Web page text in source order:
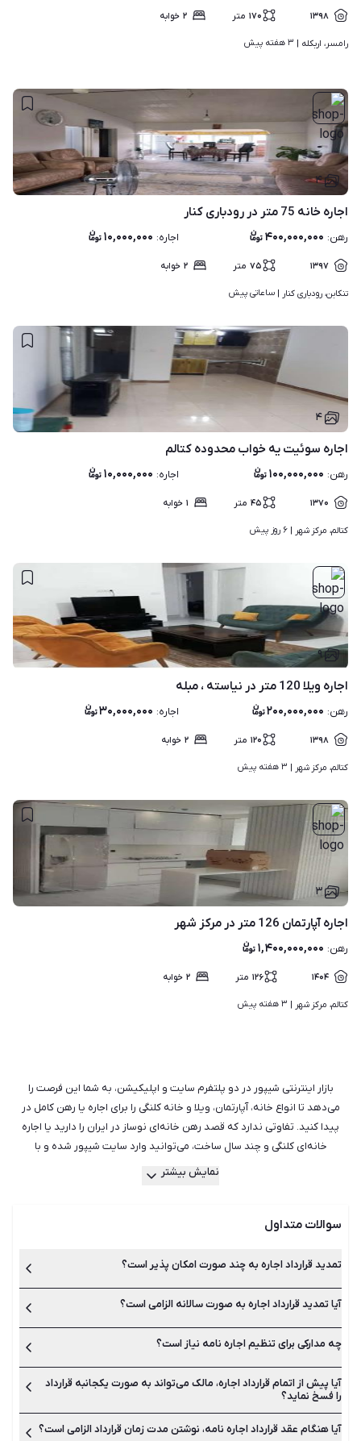
۱۳۹۸ ۱۷۰ متر ۲ خوابه
رامسر، اربکله | ۳ هفته پیش
۴
اجاره خانه 75 متر در رودباری کنار
رهن: ۴۰۰,۰۰۰,۰۰۰ اجاره: ۱۰,۰۰۰,۰۰۰
۱۳۹۷ ۷۵ متر ۲ خوابه
تنکابن، رودباری کنار | ساعاتی پیش
۴
اجاره سوئیت یه خواب محدوده کتالم
رهن: ۱۰۰,۰۰۰,۰۰۰ اجاره: ۱۰,۰۰۰,۰۰۰
۱۳۷۰ ۴۵ متر ۱ خوابه
کتالم، مرکز شهر | ۶ روز پیش
۹
اجاره ویلا 120 متر در نیاسته ، مبله
رهن: ۲۰۰,۰۰۰,۰۰۰ اجاره: ۳۰,۰۰۰,۰۰۰
۱۳۹۸ ۱۲۰ متر ۲ خوابه
کتالم، مرکز شهر | ۳ هفته پیش
۳
اجاره آپارتمان 126 متر در مرکز شهر
رهن: ۱,۴۰۰,۰۰۰,۰۰۰
۱۴۰۴ ۱۲۶ متر ۲ خوابه
کتالم، مرکز شهر | ۳ هفته پیش
بازار اینترنتی شیپور در دو پلتفرم سایت و اپلیکیشن، به شما این فرصت را
می‌دهد تا انواع خانه، آپارتمان، ویلا و خانه کلنگی را برای اجاره یا رهن کامل در
پیدا کنید. تفاوتی ندارد که قصد رهن خانه‌ای نوساز در ایران را دارید یا اجاره
خانه‌ای کلنگی و چند سال ساخت، می‌توانید وارد سایت شیپور شده و با
جست‌وجو میان هزاران آگهی فعال، مناسب‌ترین ملک را برای خود بیابید.
اجاره را به شما معرفی کنند. شیپور با سال‌ها تجربه در امور رهن و اجاره خانه و
همراهی مطمئن در کنار شما باشد.
نمایش بیشتر
سوالات متداول
تمدید قرارداد اجاره به چند صورت امکان پذیر است؟
تمدید قرارداد اجاره یا همان اجاره نامه به دو صورت تمدید دستی
آیا تمدید قرارداد اجاره به صورت سالانه الزامی است؟
بله تمدید قرارداد اجاره نامه باید در پایان زمان آن انجام شود. بهتر
ثبت و تمدید شوند.
چه مدارکی برای تنظیم اجاره نامه نیاز است؟
به اصل شناسنامه و کارت ملی طرفین، اصل قرارداد اجاره نامه و اصل
سند ملکی مالک نیاز است.
آیا پیش از اتمام قرارداد اجاره، مالک می‌تواند به صورت یکجانبه قرارداد
را فسخ نماید؟
خیر این کار امکان پذیر نیست مگر پس از ارائه دلیل قانع کننده.
آیا هنگام عقد قرارداد اجاره نامه، نوشتن مدت زمان قرارداد الزامی است؟